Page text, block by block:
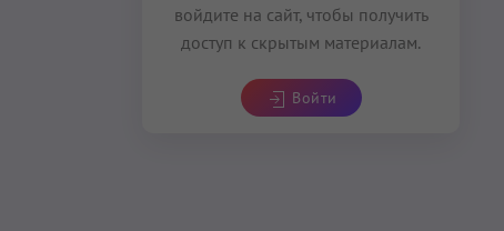
войдите на сайт, чтобы получить
доступ к скрытым материалам.
Войти